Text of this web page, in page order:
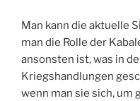
Man kann die aktuelle
man die Rolle der
ansonsten ist, was in
Kriegshandlungen
wenn man sie sich,